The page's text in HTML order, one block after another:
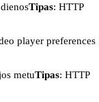
Tipas: HTTP
player preferences
metuTipas: HTTP